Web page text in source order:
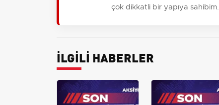
çok dikkatli bir yapıya sahibim.
İLGİLİ HABERLER